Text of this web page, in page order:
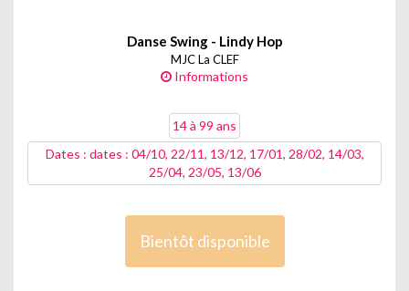
Danse Swing - Lindy Hop
MJC La CLEF
Informations
14 à 99 ans
Dates : dates : 04/10, 22/11, 13/12, 17/01, 28/02, 14/03,
25/04, 23/05, 13/06
Bientôt disponible